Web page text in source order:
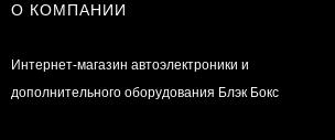
О КОМПАНИИ
Интернет-магазин автоэлектроники и
дополнительного оборудования Блэк Бокс